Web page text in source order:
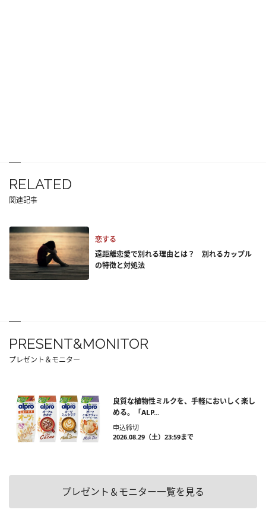
RELATED
関連記事
恋する
遠距離恋愛で別れる理由とは？ 別れるカップル
の特徴と対処法
PRESENT&MONITOR
プレゼント＆モニター
良質な植物性ミルクを、手軽においしく楽し
める。「ALP...
申込締切
2026.08.29（土）23:59まで
プレゼント＆モニター一覧を見る